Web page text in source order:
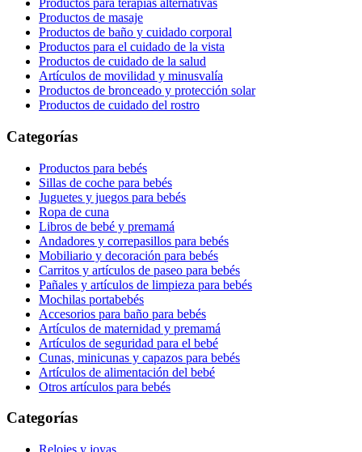
Productos para terapias alternativas
Productos de masaje
Productos de baño y cuidado corporal
Productos para el cuidado de la vista
Productos de cuidado de la salud
Artículos de movilidad y minusvalía
Productos de bronceado y protección solar
Productos de cuidado del rostro
Categorías
Productos para bebés
Sillas de coche para bebés
Juguetes y juegos para bebés
Ropa de cuna
Libros de bebé y premamá
Andadores y correpasillos para bebés
Mobiliario y decoración para bebés
Carritos y artículos de paseo para bebés
Pañales y artículos de limpieza para bebés
Mochilas portabebés
Accesorios para baño para bebés
Artículos de maternidad y premamá
Artículos de seguridad para el bebé
Cunas, minicunas y capazos para bebés
Artículos de alimentación del bebé
Otros artículos para bebés
Categorías